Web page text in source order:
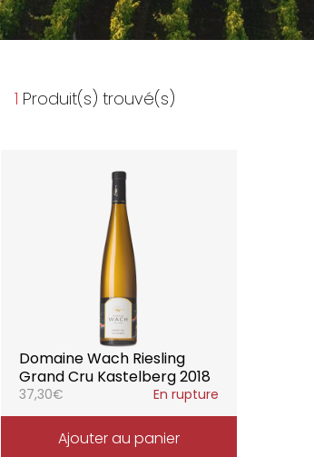
1 Produit(s) trouvé(s)
Domaine Wach Riesling
Grand Cru Kastelberg 2018
37,30€ En rupture
Ajouter au panier